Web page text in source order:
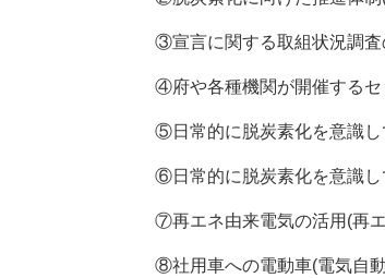
言に関する取組状況調査のほか、
や各種機関が開催するセミナーに参
常的に脱炭素化を意識して、照明の
常的に脱炭素化を意識して、マイボ
エネ由来電気の活用(再エネ電気の
用車への電動車(電気自動車、燃料電池